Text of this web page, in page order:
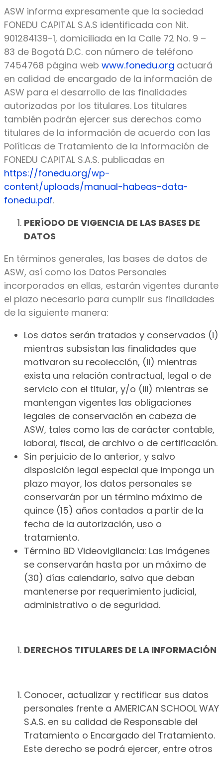
ASW informa expresamente que la sociedad
FONEDU CAPITAL S.A.S identificada con Nit.
901284139-1, domiciliada en la Calle 72 No. 9 –
83 de Bogotá D.C. con número de teléfono
7454768 página web www.fonedu.org actuará
en calidad de encargado de la información de
ASW para el desarrollo de las finalidades
autorizadas por los titulares. Los titulares
también podrán ejercer sus derechos como
titulares de la información de acuerdo con las
Políticas de Tratamiento de la Información de
FONEDU CAPITAL S.A.S. publicadas en
https://fonedu.org/wp-
content/uploads/manual-habeas-data-
fonedu.pdf.
PERÍODO DE VIGENCIA DE LAS BASES DE
DATOS
En términos generales, las bases de datos de
ASW, así como los Datos Personales
incorporados en ellas, estarán vigentes durante
el plazo necesario para cumplir sus finalidades
de la siguiente manera:
Los datos serán tratados y conservados (i)
mientras subsistan las finalidades que
motivaron su recolección, (ii) mientras
exista una relación contractual, legal o de
servicio con el titular, y/o (iii) mientras se
mantengan vigentes las obligaciones
legales de conservación en cabeza de
ASW, tales como las de carácter contable,
laboral, fiscal, de archivo o de certificación.
Sin perjuicio de lo anterior, y salvo
disposición legal especial que imponga un
plazo mayor, los datos personales se
conservarán por un término máximo de
quince (15) años contados a partir de la
fecha de la autorización, uso o
tratamiento.
Término BD Videovigilancia: Las imágenes
se conservarán hasta por un máximo de
(30) días calendario, salvo que deban
mantenerse por requerimiento judicial,
administrativo o de seguridad.
DERECHOS TITULARES DE LA INFORMACIÓN
Conocer, actualizar y rectificar sus datos
personales frente a AMERICAN SCHOOL WAY
S.A.S. en su calidad de Responsable del
Tratamiento o Encargado del Tratamiento.
Este derecho se podrá ejercer, entre otros